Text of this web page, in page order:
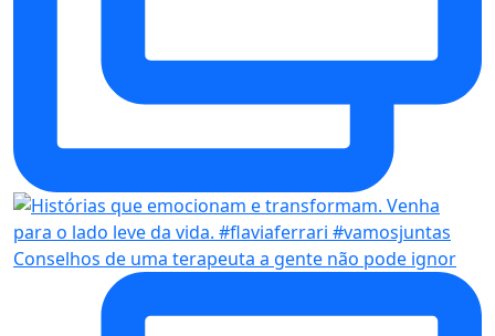
Conselhos de uma terapeuta a gente não pode ignor